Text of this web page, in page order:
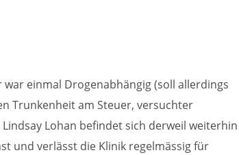
einmal Drogenabhängig (soll allerdings
Trunkenheit am Steuer, versuchter
Lohan befindet sich derweil weiterhin
und verlässt die Klinik regelmässig für